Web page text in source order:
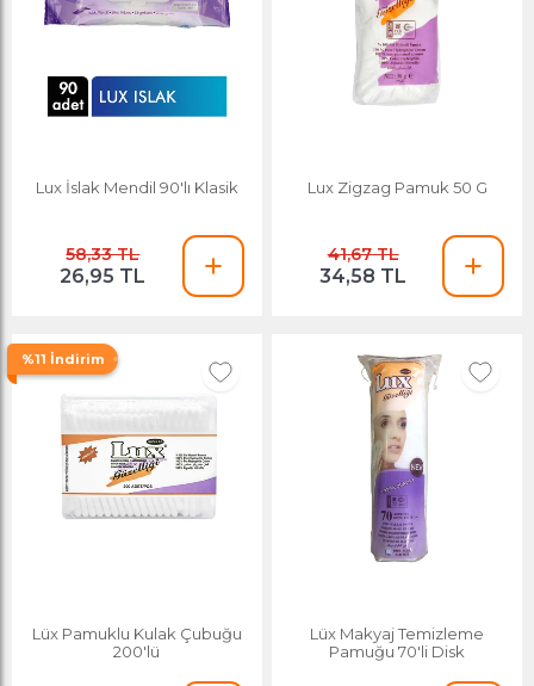
Lux İslak Mendil 90'lı Klasik
58,33 TL
26,95 TL
Lux Zigzag Pamuk 50 G
41,67 TL
34,58 TL
%11 İndirim
Lüx Pamuklu Kulak Çubuğu
200'lü
Lüx Makyaj Temizleme
Pamuğu 70'li Disk